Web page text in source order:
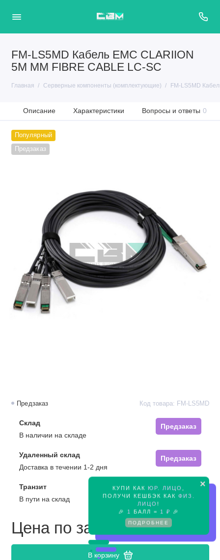
FM-LS5MD Кабель EMC CLARIION
5M MM FIBRE CABLE LC-SC
Главная Серверные компоненты (комплектующие) FM-LS5MD
Описание Характеристики Вопросы и ответы 0
Популярный
Предзаказ
×
КУПИ КАК ЮР. ЛИЦО
ПОЛУЧИ КЕШБЭК КАК ФИЗ.
ЛИЦО !
🎉
1 БАЛЛ = 1 ₽ 🎉
ПОДРОБНЕЕ
Предзаказ Код товара: FM-LS5MD
Склад
Предзаказ
В наличии на складе
Удаленный склад
Предзаказ
Доставка в течении 1-2 дня
Транзит
Предзаказ
В пути на склад
Цена по запросу
В корзину